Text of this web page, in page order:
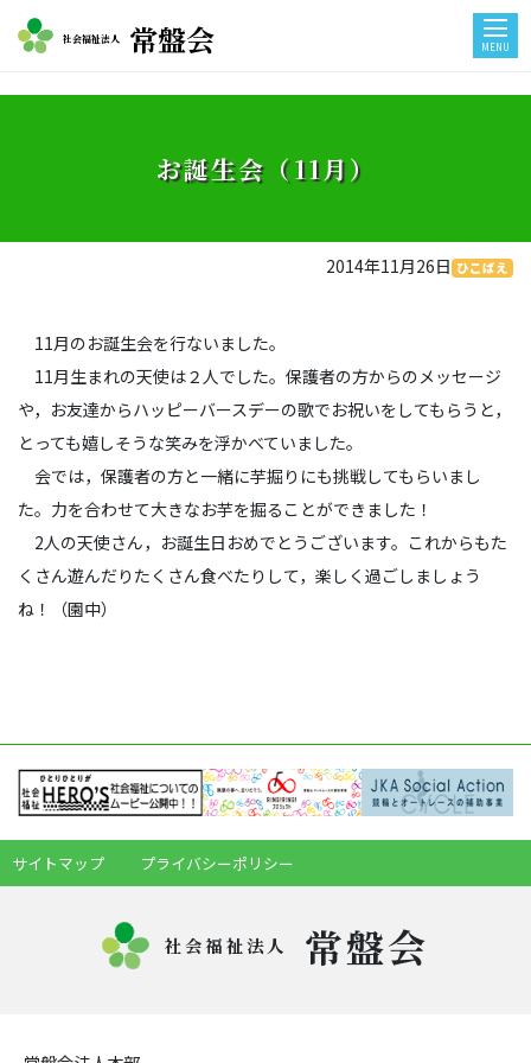
社会福祉法人 常盤会 MENU
お誕生会（11月）
2014年11月26日 ひこばえ
11月のお誕生会を行ないました。
11月生まれの天使は２人でした。保護者の方からのメッセージ
や，お友達からハッピーバースデーの歌でお祝いをしてもらうと，
とっても嬉しそうな笑みを浮かべていました。
会では，保護者の方と一緒に芋掘りにも挑戦してもらいまし
た。力を合わせて大きなお芋を掘ることができました！
2人の天使さん，お誕生日おめでとうございます。これからもた
くさん遊んだりたくさん食べたりして，楽しく過ごしましょう
ね！（園中）
サイトマップ プライバシーポリシー
社会福祉法人 常盤会